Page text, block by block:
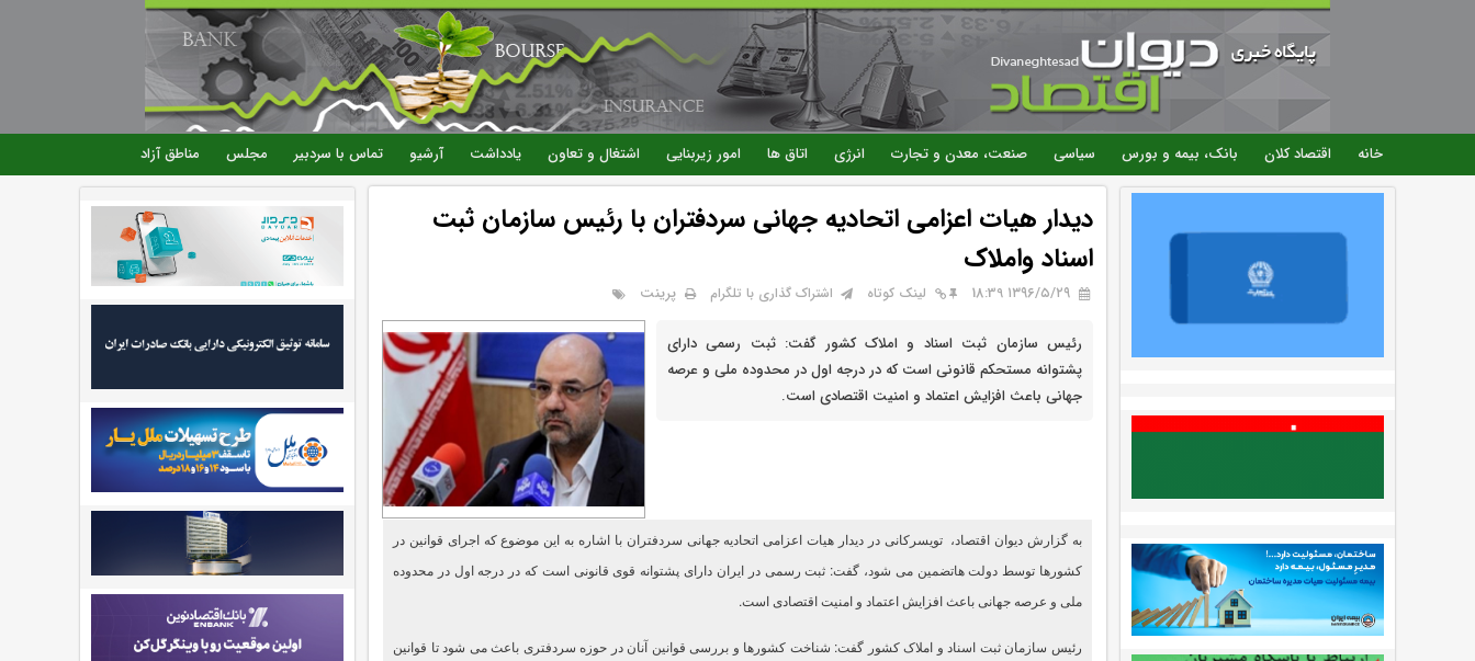
رفتن
به
محتوای
اصلی
خانه اقتصاد کلان بانک، بیمه و بورس سیاسی صنعت، معدن و تجارت انرژی اتاق ها امور زیربنایی اشتغال و تعاون یادداشت آرشیو تماس با سردبیر مجلس مناطق آزاد
دیدار هیات اعزامی اتحادیه جهانی سردفتران با رئیس سازمان ثبت
اسناد واملاک
۱۳۹۶/۵/۲۹ 18:39 لینک کوتاه اشتراک گذاری با تلگرام پرینت
رئیس سازمان ثبت اسناد و املاک کشور گفت: ثبت رسمی دارای
پشتوانه مستحکم قانونی است که در درجه اول در محدوده ملی و عرصه
جهانی باعث افزایش اعتماد و امنیت اقتصادی است.
به گزارش دیوان اقتصاد، تویسرکانی در دیدار هیات اعزامی اتحادیه جهانی سردفتران با اشاره به این موضوع که اجرای قوانین در
کشورها توسط دولت هاتضمین می شود، گفت: ثبت رسمی در ایران دارای پشتوانه قوی قانونی است که در درجه اول در محدوده
ملی و عرصه جهانی باعث افزایش اعتماد و امنیت اقتصادی است.
رئیس سازمان ثبت اسناد و املاک کشور گفت: شناخت کشورها و بررسی قوانین آنان در حوزه سردفتری باعث می شود تا قوانین